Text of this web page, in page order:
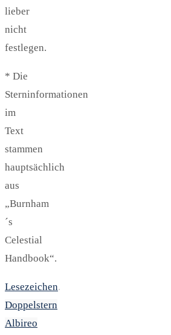
lieber
nicht
festlegen.
* Die
Sterninformationen
im
Text
stammen
hauptsächlich
aus
„Burnham
´s
Celestial
Handbook“.
Lesezeichen.
Doppelstern
Albireo